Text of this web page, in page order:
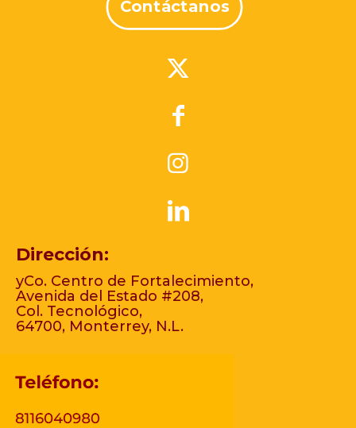
Contáctanos
Dirección:
yCo. Centro de Fortalecimiento,
Avenida del Estado #208,
Col. Tecnológico,
64700, Monterrey, N.L.